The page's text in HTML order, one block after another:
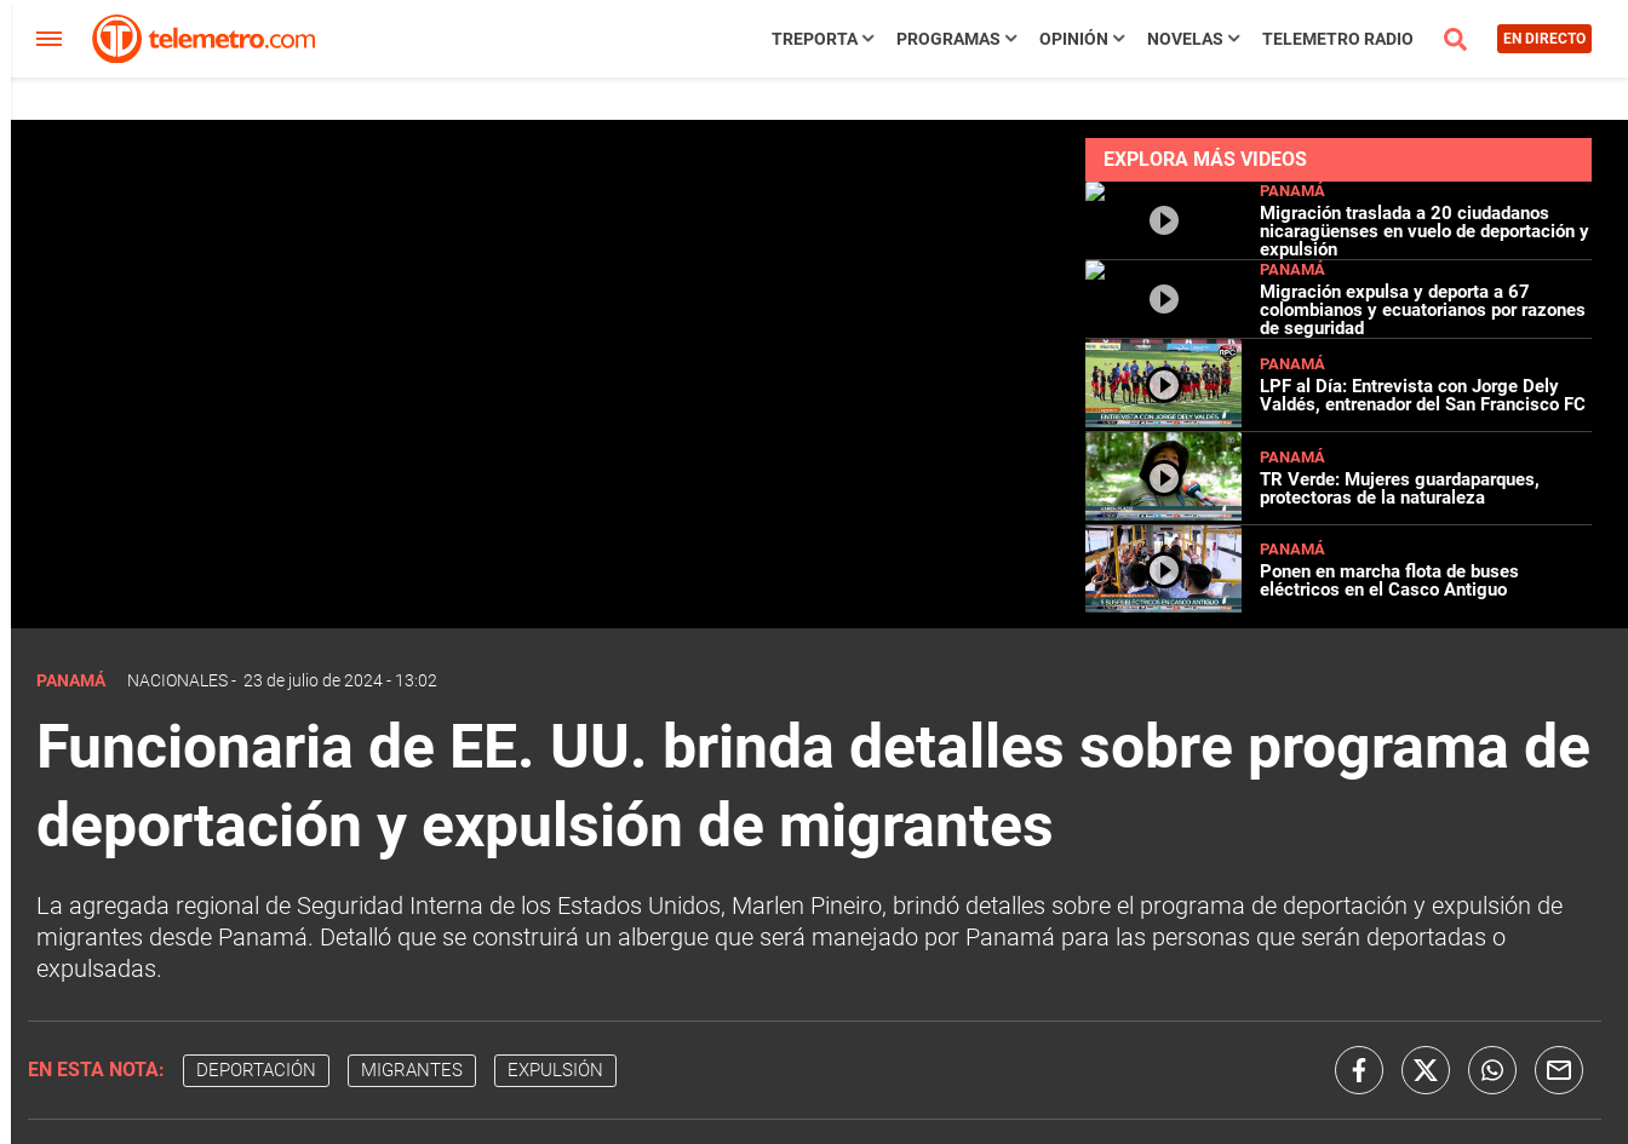
TREPORTA PROGRAMAS OPINIÓN NOVELAS TELEMETRO RADIO EN DIRECTO
EXPLORA MÁS VIDEOS
PANAMÁ
Migración traslada a 20 ciudadanos
nicaragüenses en vuelo de deportación y
expulsión
PANAMÁ
Migración expulsa y deporta a 67
colombianos y ecuatorianos por razones
de seguridad
PANAMÁ
LPF al Día: Entrevista con Jorge Dely
Valdés, entrenador del San Francisco FC
PANAMÁ
TR Verde: Mujeres guardaparques,
protectoras de la naturaleza
PANAMÁ
Ponen en marcha flota de buses
eléctricos en el Casco Antiguo
PANAMÁ NACIONALES- 23 de julio de 2024 - 13:02
Funcionaria de EE. UU. brinda detalles sobre programa de
deportación y expulsión de migrantes
La agregada regional de Seguridad Interna de los Estados Unidos, Marlen Pineiro, brindó detalles sobre el programa de deportación y expulsión de
migrantes desde Panamá. Detalló que se construirá un albergue que será manejado por Panamá para las personas que serán deportadas o
expulsadas.
EN ESTA NOTA: DEPORTACIÓN MIGRANTES EXPULSIÓN